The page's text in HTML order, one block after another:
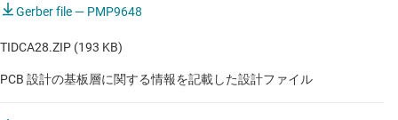
Gerber file — PMP9648
TIDCA28.ZIP (193 KB)
PCB 設計の基板層に関する情報を記載した設計ファイル